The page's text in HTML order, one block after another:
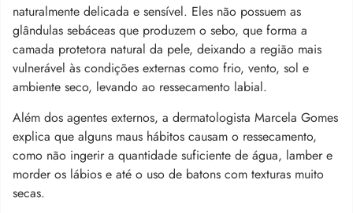
naturalmente delicada e sensível. Eles não possuem as
glândulas sebáceas que produzem o sebo, que forma a
camada protetora natural da pele, deixando a região mais
vulnerável às condições externas como frio, vento, sol e
ambiente seco, levando ao ressecamento labial.
Além dos agentes externos, a dermatologista Marcela Gomes
explica que alguns maus hábitos causam o ressecamento,
como não ingerir a quantidade suficiente de água, lamber e
morder os lábios e até o uso de batons com texturas muito
secas.